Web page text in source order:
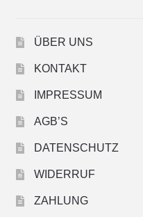
ÜBER UNS
KONTAKT
IMPRESSUM
AGB’S
DATENSCHUTZ
WIDERRUF
ZAHLUNG